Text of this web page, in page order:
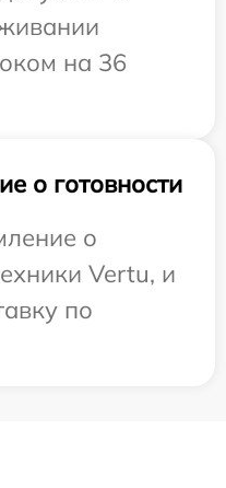
на 36
о готовности
о
Vertu, и
по